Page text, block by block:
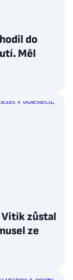
do
Měl
Vitík zůstal
ze